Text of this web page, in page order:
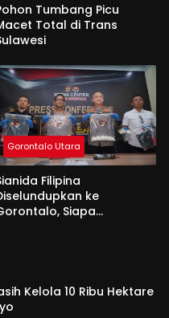
Tumbang Picu
Total di Trans
Gorontalo Utara
Filipina
ke
Siapa
Kelola 10 Ribu Hektare